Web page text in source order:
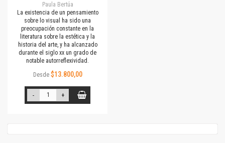
Paula Bertúa
La existencia de un pensamiento
sobre lo visual ha sido una
preocupación constante en la
literatura sobre la estética y la
historia del arte, y ha alcanzado
durante el siglo xx un grado de
notable autorreflexividad.
Desde $13.800,00
- +